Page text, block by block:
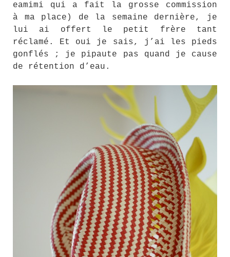
eamimi qui a fait la grosse commission
à ma place) de la semaine dernière, je
lui ai offert le petit frère tant
réclamé. Et oui je sais, j’ai les pieds
gonflés ; je pipaute pas quand je cause
de rétention d’eau.